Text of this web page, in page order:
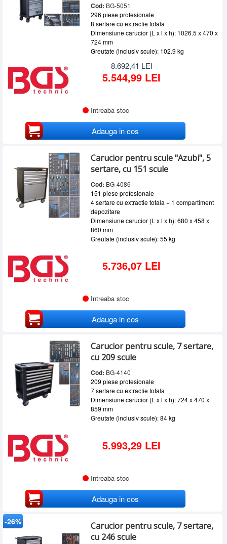
Cod: BG-5051
296 piese profesionale
8 sertare cu extractie totala
Dimensiune carucior (L x l x h): 1026.5 x 470 x
724 mm
Greutate (inclusiv scule): 102.9 kg
8.692,41 LEI
5.544,99 LEI
Intreaba stoc
Adauga in cos
Carucior pentru scule "Azubi", 5
sertare, cu 151 scule
Cod: BG-4086
151 piese profesionale
4 sertare cu extractie totala + 1 compartiment
depozitare
Dimensiune carucior (L x l x h): 680 x 458 x
860 mm
Greutate (inclusiv scule): 55 kg
5.736,07 LEI
Intreaba stoc
Adauga in cos
Carucior pentru scule, 7 sertare,
cu 209 scule
Cod: BG-4140
209 piese profesionale
7 sertare cu extractie totala
Dimensiune carucior (L x l x h): 724 x 470 x
859 mm
Greutate (inclusiv scule): 84 kg
5.993,29 LEI
Intreaba stoc
Adauga in cos
-26%
Carucior pentru scule, 7 sertare,
cu 246 scule